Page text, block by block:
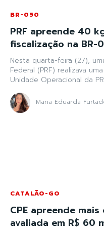
BR-050
PRF apreende 40
fiscalização na BR-
Nesta quarta-feira (27),
Federal (PRF) realizava
Unidade Operacional da
Maria Eduarda
CATALÃO-GO
CPE apreende
avaliada em R$ 60